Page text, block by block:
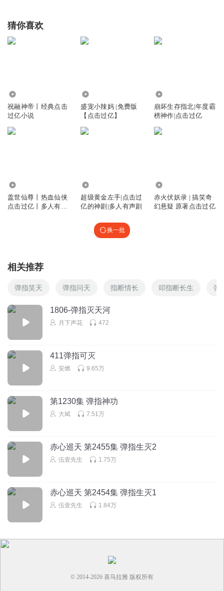
猜你喜欢
祝融神帝丨经典点击
过亿小说
盛宠小辣妈 |免费版
【点击过亿】
崩坏生存指北|年度霸
榜神作|点击过亿
盖世仙尊丨热血仙侠
点击过亿丨多人有声
超级黄金左手|点击过
亿的神剧|多人有声剧
赤火伏妖录 | 搞笑奇
幻悬疑 原著点击过亿
换一批
相关推荐
弹指笑天 弹指问天 指断情长 叩指断长生 弹
1806-弹指灭天河
月下声花 472
411弹指可灭
安燃 9.65万
第1230集 弹指神功
大斌 7.51万
赤心巡天 第2455集 弹指生灭2
伍壹先生 1.75万
赤心巡天 第2454集 弹指生灭1
伍壹先生 1.84万
© 2014-2026 喜马拉雅 版权所有